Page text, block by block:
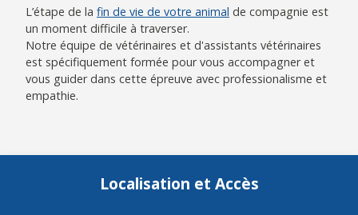
L’étape de la fin de vie de votre animal de compagnie est
un moment difficile à traverser.
Notre équipe de vétérinaires et d'assistants vétérinaires
est spécifiquement formée pour vous accompagner et
vous guider dans cette épreuve avec professionalisme et
empathie.
Localisation et Accès